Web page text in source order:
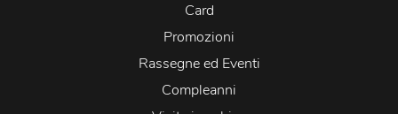
Card
Promozioni
Rassegne ed Eventi
Compleanni